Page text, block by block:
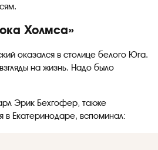
Холмса»
оказался в столице белого Юга.
на жизнь. Надо было
Эрик Бехгофер, также
в Екатеринодаре, вспоминал: